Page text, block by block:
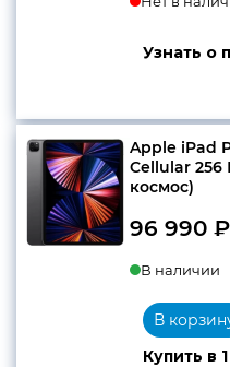
Узнать о
Apple iPad
Cellular 256
космос)
96 990 ₽
В наличии
Купить в
В